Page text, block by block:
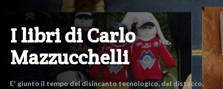
I libri di Carlo
Mazzucchelli
E' giunto il tempo del disincanto tecnologico, del distacco,